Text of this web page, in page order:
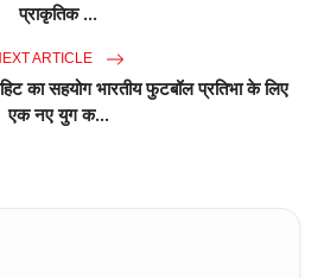
प्राकृतिक ...
ARTICLE
का सहयोग भारतीय फुटबॉल प्रतिभा के लिए
एक नए युग क...